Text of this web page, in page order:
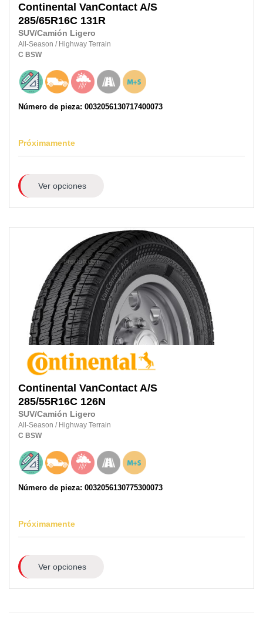
Continental VanContact A/S
285/65R16C 131R
SUV/Camión Ligero
All-Season / Highway Terrain
C BSW
Número de pieza: 0032056130717400073
Próximamente
Ver opciones
Continental VanContact A/S
285/55R16C 126N
SUV/Camión Ligero
All-Season / Highway Terrain
C BSW
Número de pieza: 0032056130775300073
Próximamente
Ver opciones